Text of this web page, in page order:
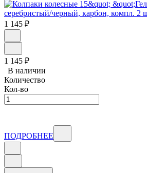
1 145 ₽
1 145 ₽
В наличии
Количество
Кол-во
ПОДРОБНЕЕ